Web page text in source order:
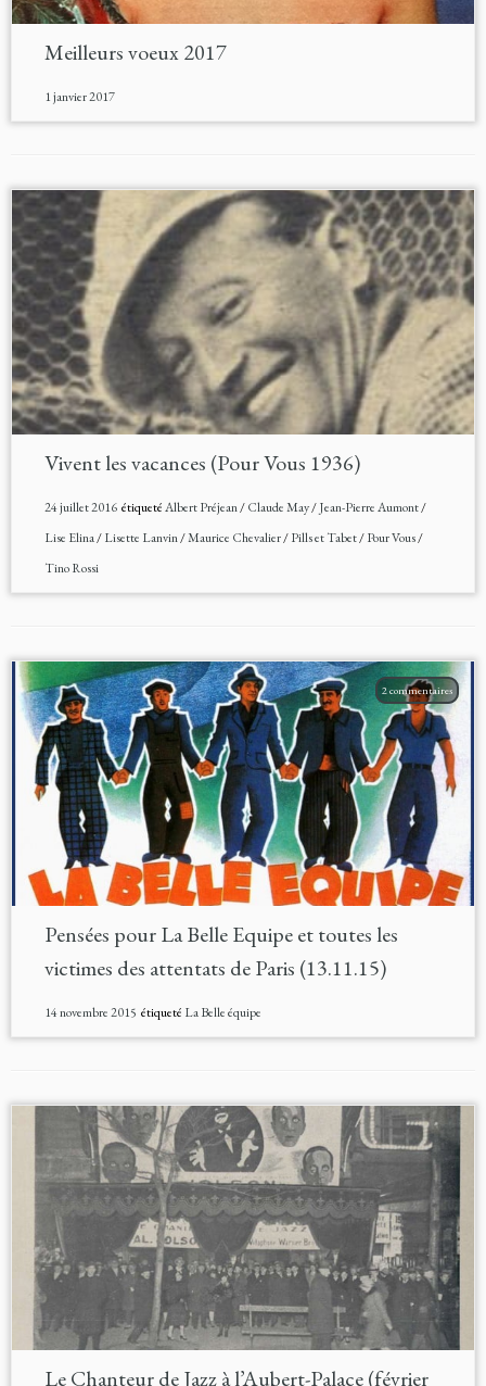
Meilleurs voeux 2017
1 janvier 2017
Vivent les vacances (Pour Vous 1936)
24 juillet 2016étiquetéAlbert Préjean/Claude May/Jean-Pierre Aumont/
Lise Elina/Lisette Lanvin/Maurice Chevalier/Pills et Tabet/Pour Vous/
Tino Rossi
2 commentaires
Pensées pour La Belle Equipe et toutes les
victimes des attentats de Paris (13.11.15)
14 novembre 2015 étiqueté La Belle équipe
Le Chanteur de Jazz à l’Aubert-Palace (février